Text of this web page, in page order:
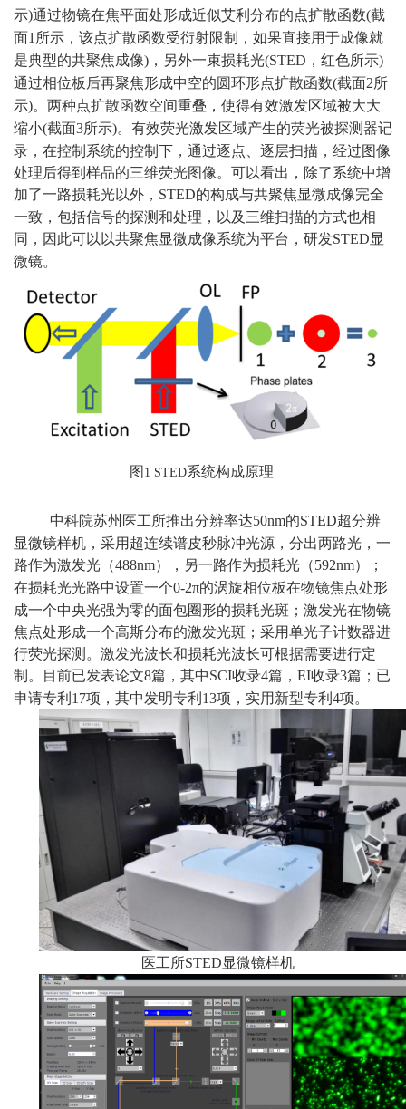
示)通过物镜在焦平面处形成近似艾利分布的点扩散函数(截
面1 所示，该点扩散函数受衍射限制，如果直接用于成像就
是典型的共聚焦成像) ，另外一束损耗光(STED ，红色所示)
通过相位板后再聚焦形成中空的圆环形点扩散函数(截面2所
示)。两种点扩散函数空间重叠，使得有效激发区域被大大
缩小(截面3所示)。有效荧光激发区域产生的荧光被探测器记
录，在控制系统的控制下，通过逐点、逐层扫描，经过图像
处理后得到样品的三维荧光图像。可以看出，除了系统中增
加了一路损耗光以外， STED的构成与共聚焦显微成像完全
一致，包括信号的探测和处理，以及三维扫描的方式也相
同，因此可以以共聚焦显微成像系统为平台，研发STED显
微镜。
图1 STED系统构成原理
中科院苏州医工所推出分辨率达50nm的STED超分辨
显微镜样机，采用超连续谱皮秒脉冲光源，分出两路光，一
路作为激发光（488nm），另一路作为损耗光（592nm）；
在损耗光光路中设置一个0-2π的涡旋相位板在物镜焦点处形
成一个中央光强为零的面包圈形的损耗光斑；激发光在物镜
焦点处形成一个高斯分布的激发光斑；采用单光子计数器进
行荧光探测。激发光波长和损耗光波长可根据需要进行定
制。目前已发表论文8篇，其中SCI收录4篇， EI收录3篇；已
申请专利17项，其中发明专利13项，实用新型专利4项。
医工所STED显微镜样机